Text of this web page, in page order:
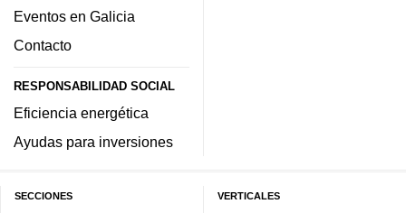
Eventos en Galicia
Contacto
RESPONSABILIDAD SOCIAL
Eficiencia energética
Ayudas para inversiones
SECCIONES VERTICALES